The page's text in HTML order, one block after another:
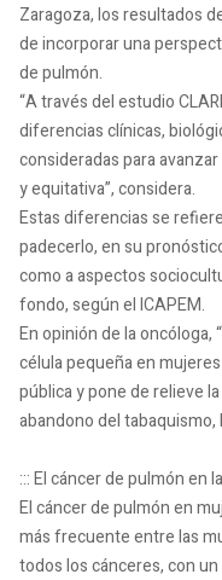
Zaragoza, los resultados
de incorporar una
de pulmón.
“A través del estudio
diferencias clínicas,
consideradas para
y equitativa”, considera.
Estas diferencias se
padecerlo, en su
como a aspectos
fondo, según el ICAPEM.
En opinión de la oncóloga,
célula pequeña en
pública y pone de relieve
abandono del
::: El cáncer de pulmón en
El cáncer de pulmón en
más frecuente entre las
todos los cánceres, con